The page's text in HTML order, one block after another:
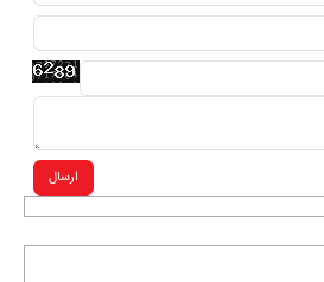
ارسال